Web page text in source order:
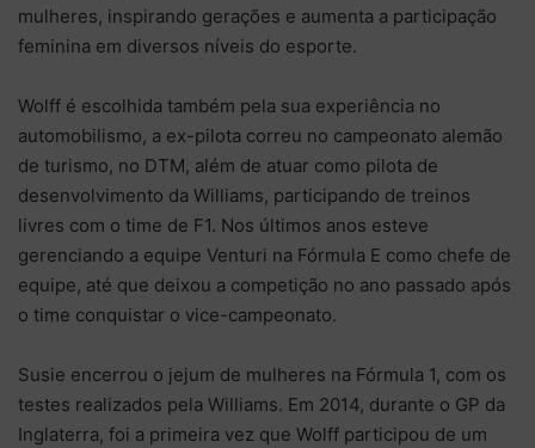
mulheres, inspirando gerações e aumenta a participação
feminina em diversos níveis do esporte.
Wolff é escolhida também pela sua experiência no
automobilismo, a ex-pilota correu no campeonato alemão
de turismo, no DTM, além de atuar como pilota de
desenvolvimento da Williams, participando de treinos
livres com o time de F1. Nos últimos anos esteve
gerenciando a equipe Venturi na Fórmula E como chefe de
equipe, até que deixou a competição no ano passado após
o time conquistar o vice-campeonato.
Susie encerrou o jejum de mulheres na Fórmula 1, com os
testes realizados pela Williams. Em 2014, durante o GP da
Inglaterra, foi a primeira vez que Wolff participou de um